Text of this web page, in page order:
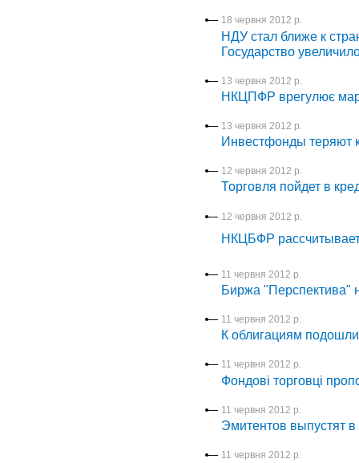
18 червня 2012 р.
НДУ стал ближе к
Государство
13 червня 2012 р.
НКЦПФР врегулює
13 червня 2012 р.
Инвестфонды теряют
12 червня 2012 р.
Торговля пойдет в
12 червня 2012 р.
НКЦБФР рассчитывает
11 червня 2012 р.
Биржа "Перспектива"
11 червня 2012 р.
К облигациям
11 червня 2012 р.
Фондові торговці
11 червня 2012 р.
Эмитентов выпустят
11 червня 2012 р.